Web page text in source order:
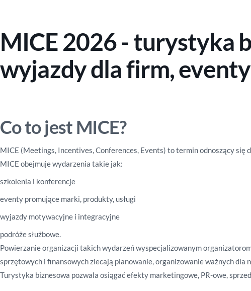
MICE 2026 - turystyka
wyjazdy dla firm,
Co to jest MICE?
MICE (Meetings, Incentives, Conferences, Events) to termin odnoszący
MICE obejmuje wydarzenia takie jak:
szkolenia i konferencje
eventy promujące marki, produkty, usługi
wyjazdy motywacyjne i integracyjne
podróże służbowe.
Powierzanie organizacji takich wydarzeń wyspecjalizowanym
sprzętowych i finansowych zlecają planowanie, organizowanieważnychdla
Turystyka biznesowa pozwala osiągać efekty marketingowe, PR-owe,